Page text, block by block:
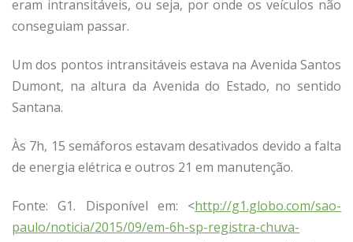
eram intransitáveis, ou seja, por onde os veículos não
conseguiam passar.
Um dos pontos intransitáveis estava na Avenida Santos
Dumont, na altura da Avenida do Estado, no sentido
Santana.
Às 7h, 15 semáforos estavam desativados devido a falta
de energia elétrica e outros 21 em manutenção.
Fonte: G1. Disponível em: <http://g1.globo.com/sao-
paulo/noticia/2015/09/em-6h-sp-registra-chuva-